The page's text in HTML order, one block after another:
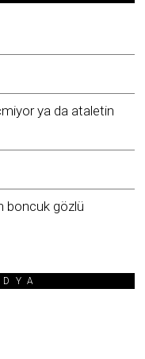
ya da ataletin
boncuk gözlü